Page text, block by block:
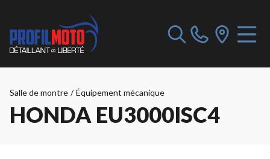
Salle de montre / Équipement mécanique
HONDA EU3000ISC4